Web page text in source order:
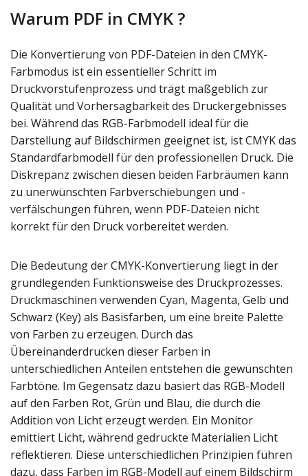
Warum PDF in CMYK ?
Die Konvertierung von PDF-Dateien in den CMYK-
Farbmodus ist ein essentieller Schritt im
Druckvorstufenprozess und trägt maßgeblich zur
Qualität und Vorhersagbarkeit des Druckergebnisses
bei. Während das RGB-Farbmodell ideal für die
Darstellung auf Bildschirmen geeignet ist, ist CMYK das
Standardfarbmodell für den professionellen Druck. Die
Diskrepanz zwischen diesen beiden Farbräumen kann
zu unerwünschten Farbverschiebungen und -
verfälschungen führen, wenn PDF-Dateien nicht
korrekt für den Druck vorbereitet werden.
Die Bedeutung der CMYK-Konvertierung liegt in der
grundlegenden Funktionsweise des Druckprozesses.
Druckmaschinen verwenden Cyan, Magenta, Gelb und
Schwarz (Key) als Basisfarben, um eine breite Palette
von Farben zu erzeugen. Durch das
Übereinanderdrucken dieser Farben in
unterschiedlichen Anteilen entstehen die gewünschten
Farbtöne. Im Gegensatz dazu basiert das RGB-Modell
auf den Farben Rot, Grün und Blau, die durch die
Addition von Licht erzeugt werden. Ein Monitor
emittiert Licht, während gedruckte Materialien Licht
reflektieren. Diese unterschiedlichen Prinzipien führen
dazu, dass Farben im RGB-Modell auf einem Bildschirm